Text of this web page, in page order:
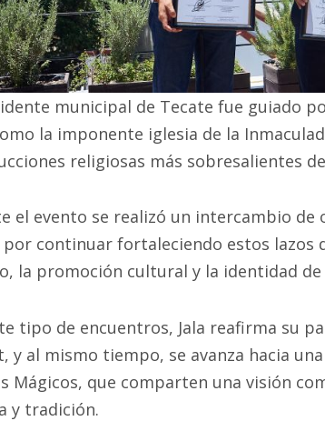
municipal de Tecate fue guiado
la imponente iglesia de la
religiosas más sobresalientes
el evento se realizó un intercambio
continuar fortaleciendo estos lazos
la promoción cultural y la identidad de
tipo de encuentros, Jala reafirma su
y al mismo tiempo, se avanza hacia
Mágicos, que comparten una visión
y tradición.